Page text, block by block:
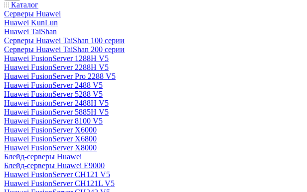
Каталог
Серверы Huawei
Huawei KunLun
Huawei TaiShan
Серверы Huawei TaiShan 100 серии
Серверы Huawei TaiShan 200 серии
Huawei FusionServer 1288H V5
Huawei FusionServer 2288H V5
Huawei FusionServer Pro 2288 V5
Huawei FusionServer 2488 V5
Huawei FusionServer 5288 V5
Huawei FusionServer 2488H V5
Huawei FusionServer 5885H V5
Huawei FusionServer 8100 V5
Huawei FusionServer X6000
Huawei FusionServer X6800
Huawei FusionServer X8000
Блейд-серверы Huawei
Блейд-серверы Huawei E9000
Huawei FusionServer CH121 V5
Huawei FusionServer CH121L V5